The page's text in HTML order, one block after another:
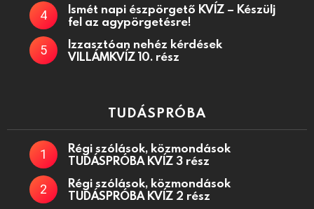
Ismét napi észpörgető KVÍZ – Készülj
fel az agypörgetésre!
Izzasztóan nehéz kérdések
VILLÁMKVÍZ 10. rész
TUDÁSPRÓBA
Régi szólások, közmondások
TUDÁSPRÓBA KVÍZ 3 rész
Régi szólások, közmondások
TUDÁSPRÓBA KVÍZ 2 rész